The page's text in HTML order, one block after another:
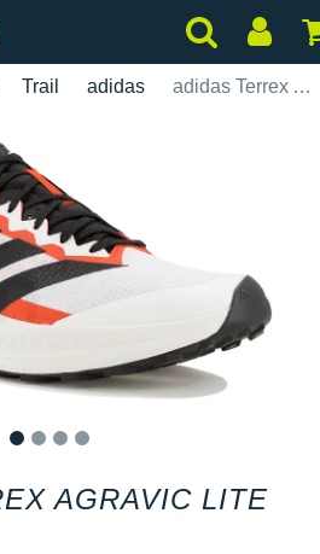
Trail adidas adidas Terrex Agravic Lite Herren
AGRAVIC LITE